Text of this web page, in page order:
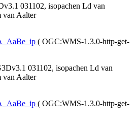
031102, isopachen Ld van
van Aalter
( OGC:WMS-1.3.0-http-get-
031102, isopachen Ld van
van Aalter
( OGC:WMS-1.3.0-http-get-